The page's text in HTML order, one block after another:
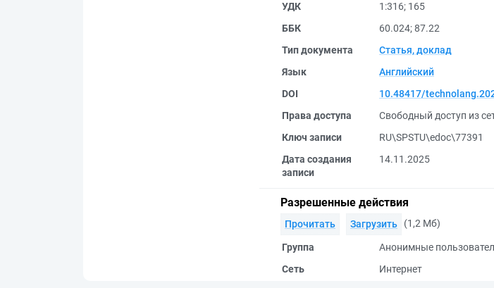
УДК
1:316; 165
ББК
60.024;87.22
Тип документа
Статья, доклад
Язык
Английский
DOI
10.48417/
Права доступа
Свободный доступ из
Ключ записи
RU\SPSTU\edoc\77391
Дата создания
записи
14.11.2025
Разрешенные действия
Прочитать Загрузить (1,2 Мб)
Группа
Анонимные
Сеть
Интернет